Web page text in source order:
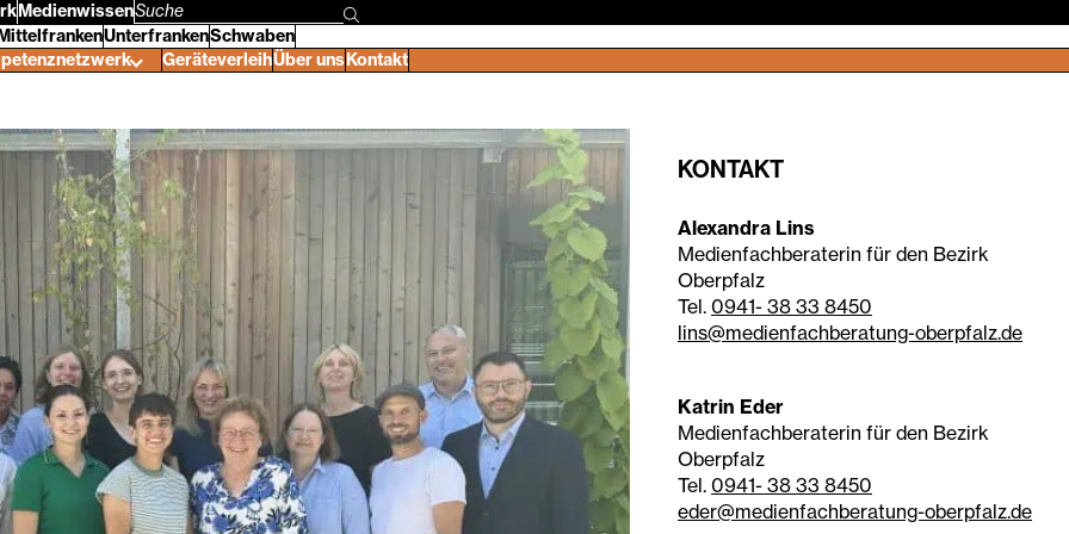
Medienwissen
Suchbegriff
eingeben
UnterfrankenSchwaben
GeräteverleihÜber unsKontakt
KONTAKT
Alexandra Lins
Medienfachberaterin für den Bezirk
Oberpfalz
Tel. 0941- 38 33 8450
lins@medienfachberatung-oberpfalz.de
Katrin Eder
Medienfachberaterin für den Bezirk
Oberpfalz
Tel. 0941- 38 33 8450
eder@medienfachberatung-oberpfalz.de